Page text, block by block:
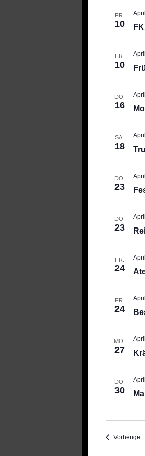
FR.
10
FR.
10
DO.
16
SA.
18
DO.
23
DO.
23
FR.
24
FR.
24
MO.
27
DO.
30
Vorherige